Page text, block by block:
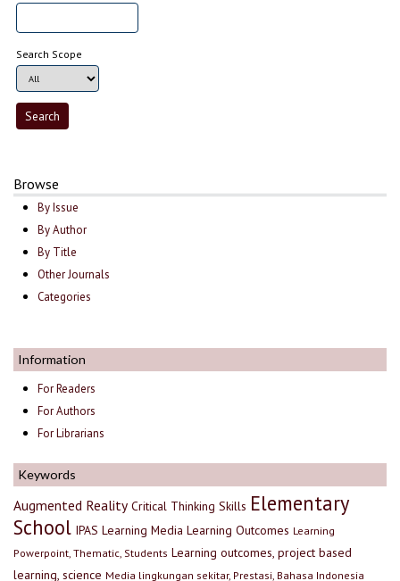
Search Scope
Browse
By Issue
By Author
By Title
Other Journals
Categories
Information
For Readers
For Authors
For Librarians
Keywords
Augmented Reality Critical Thinking Skills Elementary
School IPAS Learning Media Learning Outcomes Learning
Powerpoint, Thematic, Students Learning outcomes, project based
learning, science Media lingkungan sekitar, Prestasi, Bahasa Indonesia